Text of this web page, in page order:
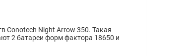
Conotech Night Arrow 350. Такая
2 батареи форм фактора 18650 и